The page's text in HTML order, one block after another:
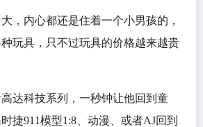
，内心都还是住着一个小男孩的，
玩具，只不过玩具的价格越来越贵
达科技系列，一秒钟让他回到童
捷911模型1:8、动漫、或者AJ回到